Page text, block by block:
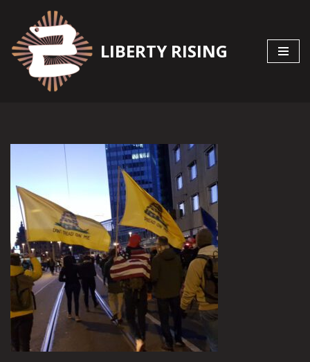
Zum
Inhalt
springen
LIBERTY RISING